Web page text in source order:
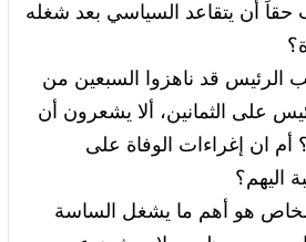
حقاً أن يتقاعد السياسي بعد شغله
الرئيس قد ناهزوا السبعين من
على الثمانين، ألا يشعرون أن
أم ان إغراءات الوفاة على
اليهم؟
هو أهم ما يشغل الساسة